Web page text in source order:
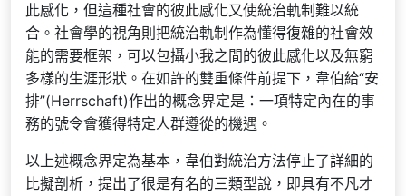
此感化，但這種社會的彼此感化又使統治軌制難以統
合。社會學的視角則把統治軌制作為懂得復雜的社會效
能的需要框架，可以包攝小我之間的彼此感化以及無窮
多樣的生涯形狀。在如許的雙重條件前提下，韋伯給“安
排”(Herrschaft)作出的概念界定是：一項特定內在的事
務的號令會獲得特定人群遵從的機遇。
以上述概念界定為基本，韋伯對統治方法停止了詳細的
比擬剖析，提出了很是有名的三類型說，即具有不凡才